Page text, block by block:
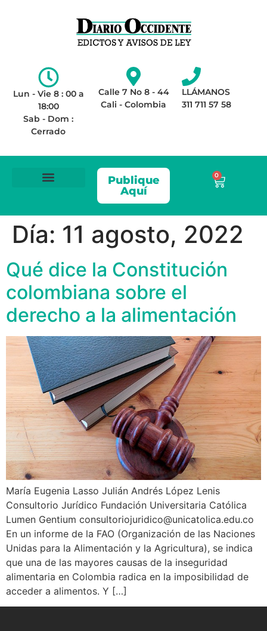
Lun - Vie 8 : 00 a
18:00
Sab - Dom :
Cerrado
Calle 7 No 8 - 44
Cali - Colombia
LLÁMANOS
311 711 57 58
Publique
Aquí
0
Día: 11 agosto, 2022
Qué dice la Constitución
colombiana sobre el
derecho a la alimentación
María Eugenia Lasso Julián Andrés López Lenis
Consultorio Jurídico Fundación Universitaria Católica
Lumen Gentium consultoriojuridico@unicatolica.edu.co
En un informe de la FAO (Organización de las Naciones
Unidas para la Alimentación y la Agricultura), se indica
que una de las mayores causas de la inseguridad
alimentaria en Colombia radica en la imposibilidad de
acceder a alimentos. Y […]